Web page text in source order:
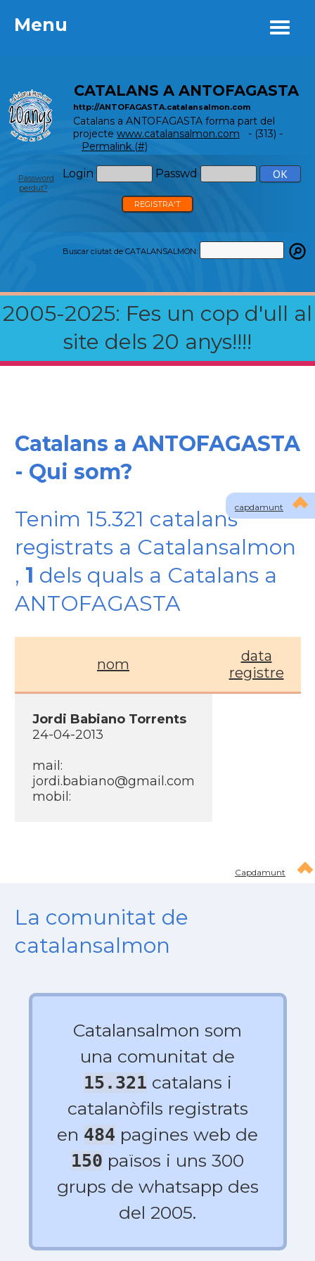
Menu
CATALANS A ANTOFAGASTA
http://ANTOFAGASTA.catalansalmon.com
Catalans a ANTOFAGASTA forma part del
projecte www.catalansalmon.com - (313) -
Permalink (#)
Login Passwd
Password
perdut?
REGISTRA'T
Buscar ciutat de CATALANSALMON:
2005-2025: Fes un cop d'ull al
site dels 20 anys!!!!
Menu
capdamunt
Catalans a ANTOFAGASTA
- Qui som?
Tenim 15.321 catalans
registrats a Catalansalmon
, 1 dels quals a Catalans a
ANTOFAGASTA
nom
data
registre
Jordi Babiano Torrents
24-04-2013
mail:
jordi.babiano@gmail.com
mobil:
Capdamunt
La comunitat de
catalansalmon
Catalansalmon som
una comunitat de
15.321 catalans i
catalanòfils registrats
en 484 pagines web de
150 països i uns 300
grups de whatsapp des
del 2005.